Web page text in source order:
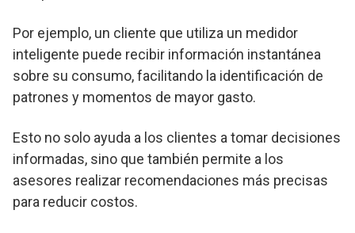
Por ejemplo, un cliente que utiliza un medidor
inteligente puede recibir información instantánea
sobre su consumo, facilitando la identificación de
patrones y momentos de mayor gasto.
Esto no solo ayuda a los clientes a tomar decisiones
informadas, sino que también permite a los
asesores realizar recomendaciones más precisas
para reducir costos.